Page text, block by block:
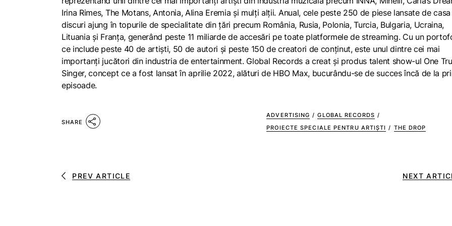
Irina Rimes, The Motans, Antonia, Alina Eremia și mulți alții. Anual, cele peste 250 de piese lansate de
discuri ajung în topurile de specialitate din țări precum România, Rusia, Polonia, Turcia, Bulgaria, Ucraina,
Lituania și Franța, generând peste 11 miliarde de accesări pe toate platformele de streaming. Cu un
ce include peste 40 de artiști, 50 de autori și peste 150 de creatori de conținut, este unul dintre cei mai
importanți jucători din industria de entertainment. Global Records a creat și produs talent show-ul One
Singer, concept ce a fost lansat în aprilie 2022, alături de HBO Max, bucurându-se de succes încă de la
episoade.
SHARE
ADVERTISING / GLOBAL RECORDS /
PROIECTE SPECIALE PENTRU ARTIȘTI / THE DROP
PREV ARTICLE NEXT